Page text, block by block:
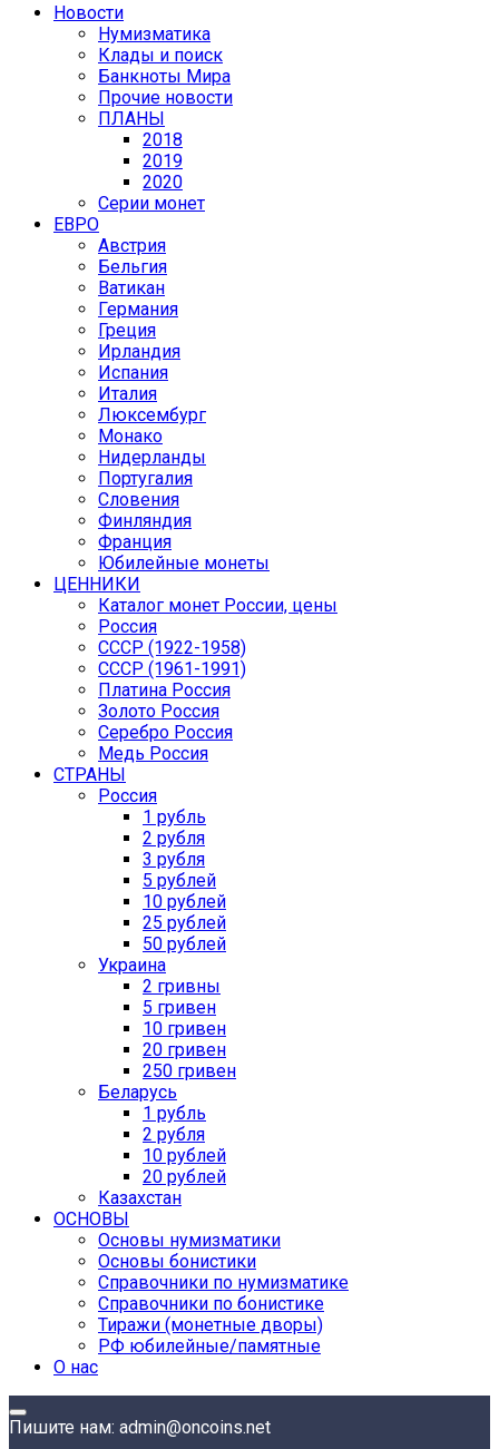
Новости
Нумизматика
Клады и поиск
Банкноты Мира
Прочие новости
ПЛАНЫ
2018
2019
2020
Серии монет
ЕВРО
Австрия
Бельгия
Ватикан
Германия
Греция
Ирландия
Испания
Италия
Люксембург
Монако
Нидерланды
Португалия
Словения
Финляндия
Франция
Юбилейные монеты
ЦЕННИКИ
Каталог монет России, цены
Россия
СССР (1922-1958)
CCCР (1961-1991)
Платина Россия
Золото Россия
Серебро Россия
Медь Россия
СТРАНЫ
Россия
1 рубль
2 рубля
3 рубля
5 рублей
10 рублей
25 рублей
50 рублей
Украина
2 гривны
5 гривен
10 гривен
20 гривен
250 гривен
Беларусь
1 рубль
2 рубля
10 рублей
20 рублей
Казахстан
ОСНОВЫ
Основы нумизматики
Основы бонистики
Справочники по нумизматике
Справочники по бонистике
Тиражи (монетные дворы)
РФ юбилейные/памятные
О нас
Пишите нам: admin@oncoins.net